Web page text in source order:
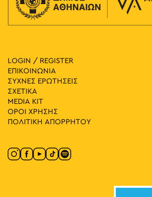
LOGIN / REGISTER
ΕΠΙΚΟΙΝΩΝΙΑ
ΣΥΧΝΕΣ ΕΡΩΤΗΣΕΙΣ
ΣΧΕΤΙΚΑ
MEDIA ΚIT
ΟΡΟΙ ΧΡΗΣΗΣ
ΠΟΛΙΤΙΚΗ ΑΠΟΡΡΗΤΟΥ